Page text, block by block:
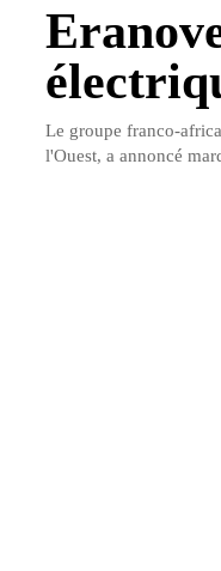
Le groupe franco-
l'Ouest, a annoncé